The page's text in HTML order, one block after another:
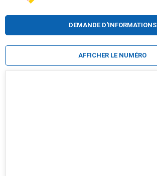
DEMANDE D'INFORMATIONS
AFFICHER LE NUMÉRO